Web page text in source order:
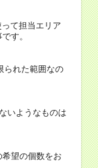
て担当エリア
す。
られた範囲なの
いようなものは
望の個数をお